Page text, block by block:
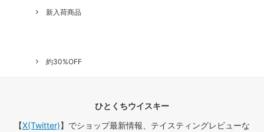
新入荷商品
約30%OFF
ひとくちウイスキー
【X(Twitter)】でショップ最新情報、テイスティングレビューな